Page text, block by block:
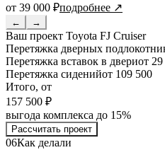
от 39 000 ₽подробнее ↗
← →
Ваш проект Toyota FJ Cruiser
Перетяжка дверных
Перетяжка вставок в двериот
Перетяжка сиденийот 109 500
Итого, от
157 500 ₽
выгода комплекса до 15%
Рассчитать проект
06Как делали